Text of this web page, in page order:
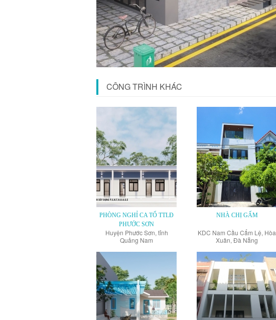
CÔNG TRÌNH KHÁC
PHÒNG NGHỈ CA TỔ TTLĐ
PHƯỚC SƠN
Huyện Phước Sơn, tỉnh
Quảng Nam
NHÀ CHỊ GẤM
KDC Nam Cầu Cẩm Lệ, Hòa
Xuân, Đà Nẵng